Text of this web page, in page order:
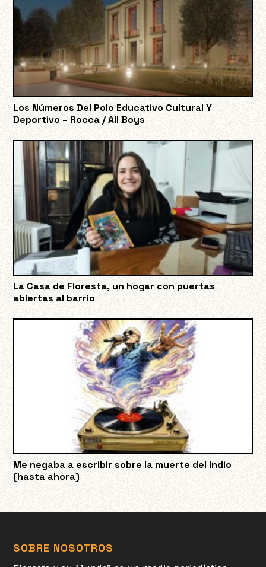
Los Números Del Polo Educativo Cultural Y
Deportivo – Rocca / All Boys
La Casa de Floresta, un hogar con puertas
abiertas al barrio
Me negaba a escribir sobre la muerte del Indio
(hasta ahora)
SOBRE NOSOTROS